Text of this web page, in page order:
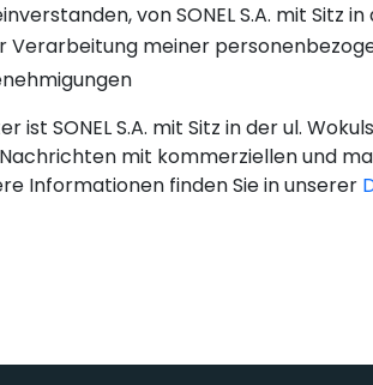
in der ul. Wokulskiego 11, 58-100 Świdnica, kommerzielle Informationen auf elektronischem Wege (an die angegebene E-Mail-
Daten (E-Mail-Adresse) durch SONEL S.A. mit Sitz in ul. Wokulskiego 11, 58-100 Świdnica, zum Zwecke des Versands eines
ist SONEL S.A. mit Sitz in der ul.
mit kommerziellen und
Informationen finden Sie in unserer